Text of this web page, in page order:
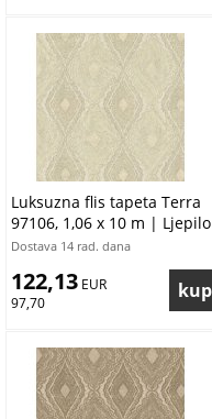
Luksuzna flis tapeta Terra
97106, 1,06 x 10 m | Ljepilo
besplatno
Dostava 14 rad. dana
122,13 EUR
97,70